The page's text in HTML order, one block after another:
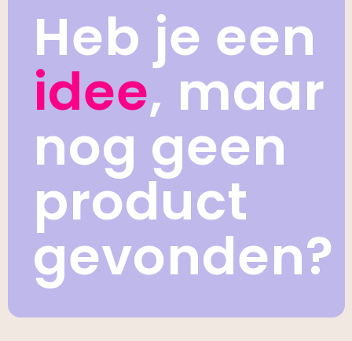
Heb je een
idee, maar
nog geen
product
gevonden?